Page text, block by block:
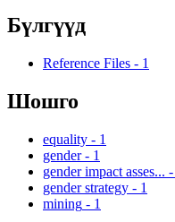
Бүлгүүд
Reference Files - 1
Шошго
equality - 1
gender - 1
gender impact asses... -
gender strategy - 1
mining - 1